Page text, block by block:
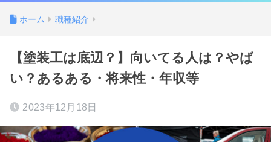
ホーム 職種紹介
【塗装工は底辺？】向いてる人は？やば
い？あるある・将来性・年収等
2023年12月18日